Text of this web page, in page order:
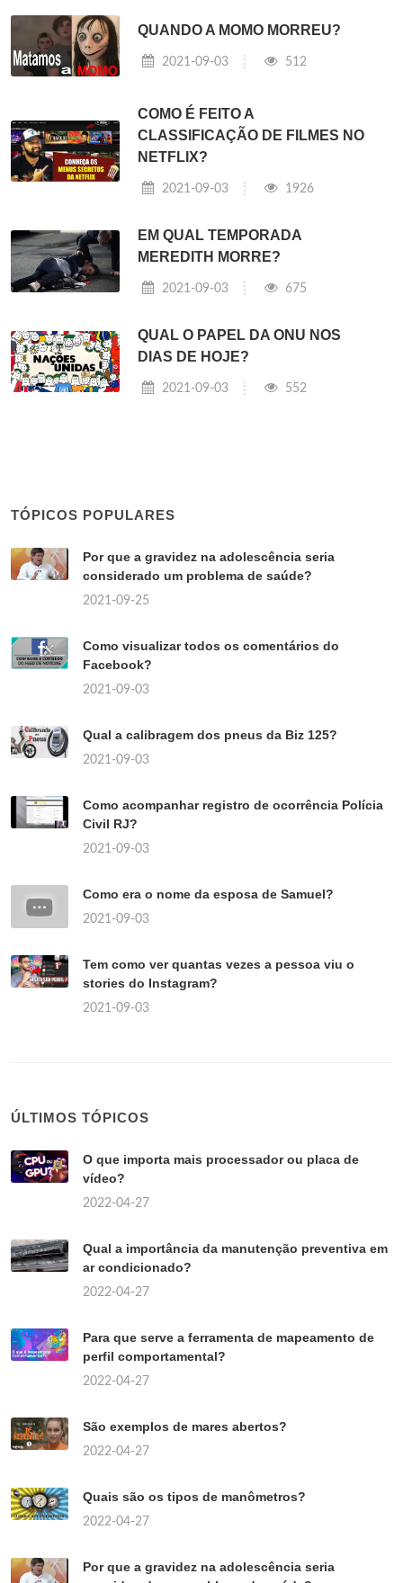
QUANDO A MOMO MORREU?
2021-09-03 512
COMO É FEITO A
CLASSIFICAÇÃO DE FILMES NO
NETFLIX?
2021-09-03 1926
EM QUAL TEMPORADA
MEREDITH MORRE?
2021-09-03 675
QUAL O PAPEL DA ONU NOS
DIAS DE HOJE?
2021-09-03 552
TÓPICOS POPULARES
Por que a gravidez na adolescência seria
considerado um problema de saúde?
2021-09-25
Como visualizar todos os comentários do
Facebook?
2021-09-03
Qual a calibragem dos pneus da Biz 125?
2021-09-03
Como acompanhar registro de ocorrência Polícia
Civil RJ?
2021-09-03
Como era o nome da esposa de Samuel?
2021-09-03
Tem como ver quantas vezes a pessoa viu o
stories do Instagram?
2021-09-03
ÚLTIMOS TÓPICOS
O que importa mais processador ou placa de
vídeo?
2022-04-27
Qual a importância da manutenção preventiva em
ar condicionado?
2022-04-27
Para que serve a ferramenta de mapeamento de
perfil comportamental?
2022-04-27
São exemplos de mares abertos?
2022-04-27
Quais são os tipos de manômetros?
2022-04-27
Por que a gravidez na adolescência seria